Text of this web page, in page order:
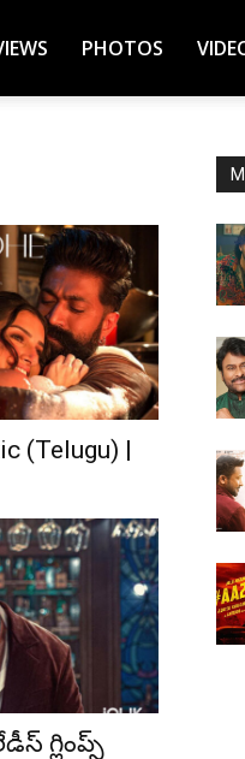
PHOTOS
(Telugu) |
గ్లింప్స్